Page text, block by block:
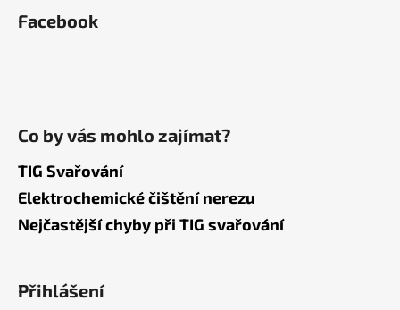
Facebook
Co by vás mohlo zajímat?
TIG Svařování
Elektrochemické čištění nerezu
Nejčastější chyby při TIG svařování
Přihlášení